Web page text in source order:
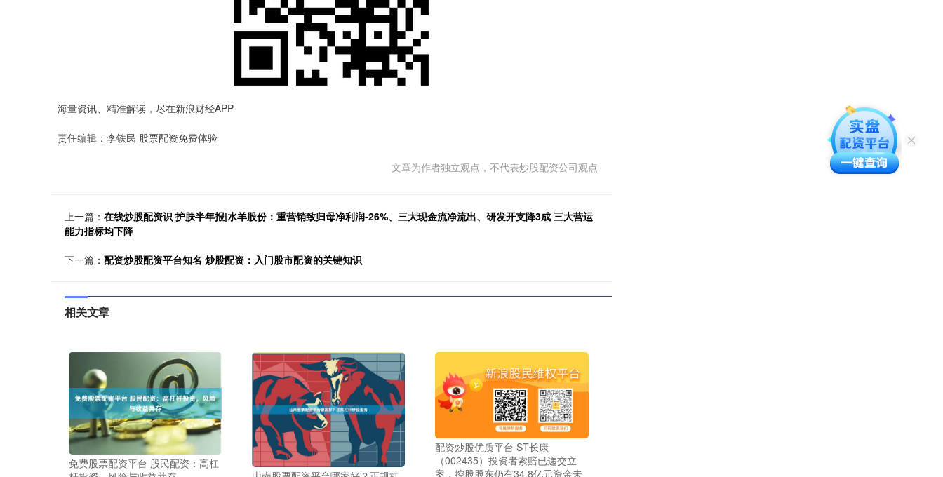
海量资讯、精准解读，尽在新浪财经APP
责任编辑：李铁民 股票配资免费体验
文章为作者独立观点，不代表炒股配资公司观点
上一篇： 在线炒股配资识 护肤半年报|水羊股份：重营销致归母净利润-26%、三大现金流净流出、研发开支降3成 三大营运
能力指标均下降
下一篇： 配资炒股配资平台知名 炒股配资：入门股市配资的关键知识
相关文章
免费股票配资平台 股民配资：高杠
配资炒股优质平台 ST长康
（002435）投资者索赔已递交立
案，控股股东仍有34.8亿元资金未